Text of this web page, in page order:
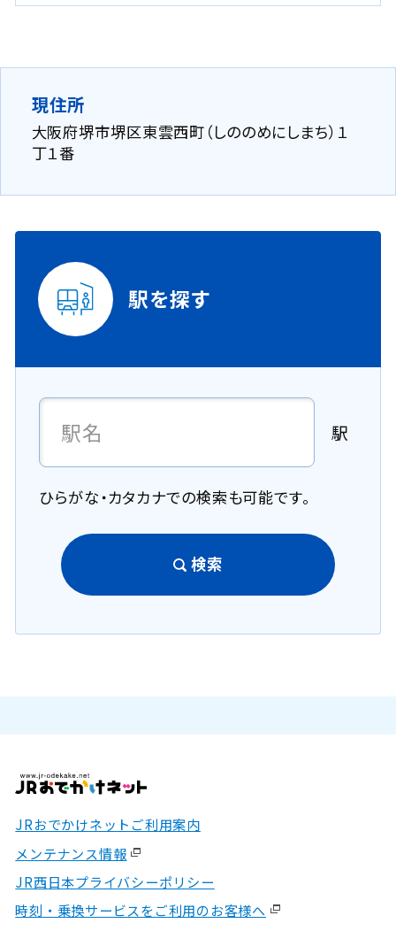
現住所
大阪府堺市堺区東雲西町（しののめにしまち）１
丁１番
駅を探す
駅
ひらがな・カタカナでの検索も可能です。
検索
JRおでかけネットご利用案内
メンテナンス情報
JR西日本プライバシーポリシー
時刻・乗換サービスをご利用のお客様へ